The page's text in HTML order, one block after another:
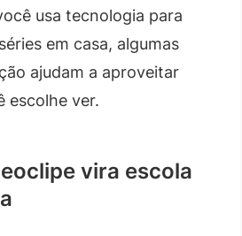
usa tecnologia para
em casa, algumas
ajudam a aproveitar
escolhe ver.
vira escola